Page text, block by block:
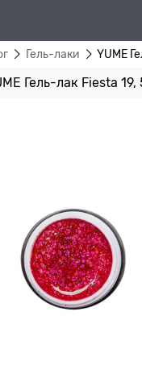
Гель-лаки YUME
Гель-лак Fiesta 19,